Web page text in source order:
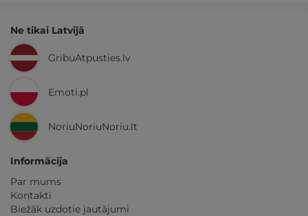
Ne tikai Latvijā
GribuAtpusties.lv
Emoti.pl
NoriuNoriuNoriu.lt
Informācija
Par mums
Kontakti
Biežāk uzdotie jautājumi